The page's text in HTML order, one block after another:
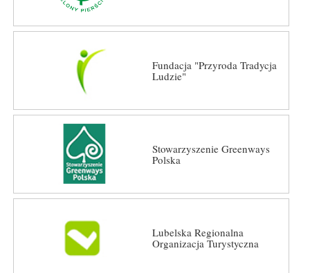
Fundacja "Przyroda Tradycja
Ludzie"
Stowarzyszenie Greenways
Polska
Lubelska Regionalna
Organizacja Turystyczna